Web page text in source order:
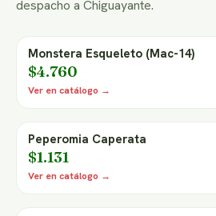
despacho a Chiguayante.
Monstera Esqueleto (Mac-14)
$4.760
Ver en catálogo →
Peperomia Caperata
$1.131
Ver en catálogo →